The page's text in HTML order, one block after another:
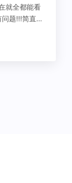
就全都能看
题!!!简直救